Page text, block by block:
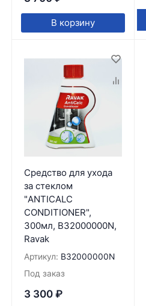
В корзину
Средство для ухода
за стеклом
"ANTICALC
CONDITIONER",
300мл, B32000000N,
Ravak
Артикул: B32000000N
Под заказ
3 300 ₽